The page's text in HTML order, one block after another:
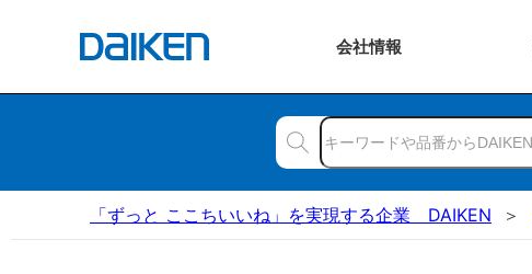
会社情報
「ずっと ここちいいね」を実現する企業 DAIKEN